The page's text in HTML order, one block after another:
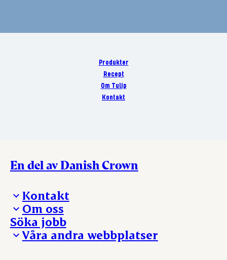
Produkter
Recept
Om Tulip
Kontakt
En del av Danish Crown
Kontakt
Presskontakt – För dig som är journalist
Reklamation
Visselblåsning
Om oss
Vi tar ledningen
Våra ställen
Söka jobb
Våra andra webbplatser